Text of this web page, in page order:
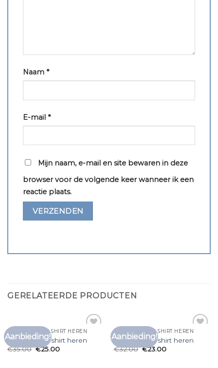
Naam *
E-mail *
Mijn naam, e-mail en site bewaren in deze
browser voor de volgende keer wanneer ik een
reactie plaats.
GERELATEERDE PRODUCTEN
Aanbieding!
aan
PARAJUMPER T SHIRT HEREN
parajumper t shirt heren
€35.00 €25.00
Aanbieding!
aan
PARAJUMPER T SHIRT HEREN
parajumper t shirt heren
€32.00 €23.00